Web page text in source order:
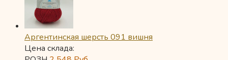
Аргентинская шерсть 091 вишня
Цена склада: